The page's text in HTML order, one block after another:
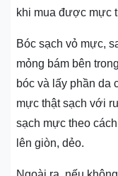
khi mua được mực
Bóc sạch vỏ mực,
mỏng bám bên
bóc và lấy phần da
mực thật sạch với
sạch mực theo
lên giòn, dẻo.